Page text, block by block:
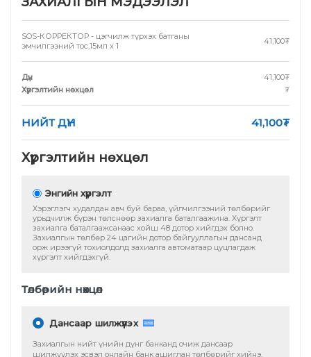
SOS-КОРРЕКТОР - цэгчилж түрхэх батганы
эмчилгээний тос,15мл x 1 41,100₮
Дүн 41,100₮
Хүргэлтийн нөхцөл
₮
НИЙТ ДҮН 41,100₮
Хүргэлтийн нөхцөл
Энгийн хүргэлт
Хэрэглэгч худалдан авч буй бараа, үйлчилгээний төлбөрийг
урьдчилж бүрэн төлснөөр захиалга баталгаажина. Хүргэлт
захиалга баталгаажсанаас хойш 48 дотор хийгдэх болно.
Захиалгын төлбөр 24 цагийн дотор байгууллагын дансанд
орж ирээгүй тохиолдолд захиалга автоматаар цуцлагдаж
хүргэлт хийгдэхгүй.
Төлбөрийн нөхцөл
Дансаар шилжүүлэх
Захиалгын нийт үнийн дүнг банканд очиж дансаар
шилжүүлэх эсвэл онлайн банк ашиглан төлбөрийг хийнэ.